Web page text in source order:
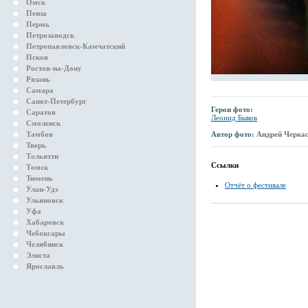
Омск
Пенза
Пермь
Петрозаводск
Петропавловск-Камчатский
Псков
Ростов-на-Дону
Рязань
Самара
Санкт-Петербург
Саратов
Смоленск
Тамбов
Тверь
Тольятти
Томск
Тюмень
Улан-Удэ
Ульяновск
Уфа
Хабаровск
Чебоксары
Челябинск
Элиста
Ярославль
Герои фото:
Леонид Быков
Автор фото: Андрей
Ссылки
Отчёт о фестивале